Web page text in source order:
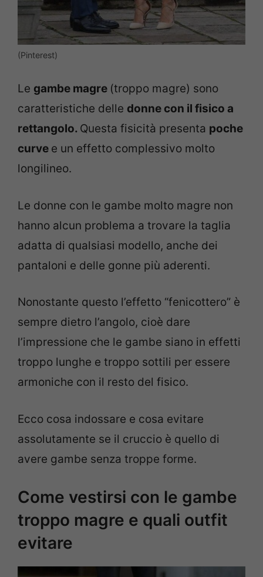
(Pinterest)
Le gambe magre (troppo magre) sono
caratteristiche delle donne con il fisico a
rettangolo. Questa fisicità presenta poche
curve e un effetto complessivo molto
longilineo.
Le donne con le gambe molto magre non
hanno alcun problema a trovare la taglia
adatta di qualsiasi modello, anche dei
pantaloni e delle gonne più aderenti.
Nonostante questo l’effetto “fenicottero” è
sempre dietro l’angolo, cioè dare
l’impressione che le gambe siano in effetti
troppo lunghe e troppo sottili per essere
armoniche con il resto del fisico.
Ecco cosa indossare e cosa evitare
assolutamente se il cruccio è quello di
avere gambe senza troppe forme.
Come vestirsi con le gambe
troppo magre e quali outfit
evitare